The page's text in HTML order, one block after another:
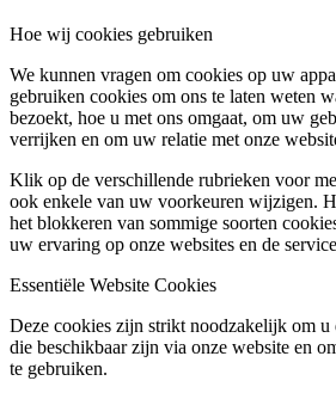
Hoe wij cookies gebruiken
We kunnen vragen om cookies op uw
gebruiken cookies om ons te laten weten
bezoekt, hoe u met ons omgaat, om uw
verrijken en om uw relatie met onze
Klik op de verschillende rubrieken voor
ook enkele van uw voorkeuren wijzigen.
het blokkeren van sommige soorten
uw ervaring op onze websites en de
Essentiële Website Cookies
Deze cookies zijn strikt noodzakelijk om u
die beschikbaar zijn via onze website en
te gebruiken.